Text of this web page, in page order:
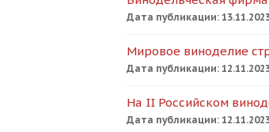
Дата публикации:
Мировое виноделие
Дата публикации:
На II Российском
Дата публикации: